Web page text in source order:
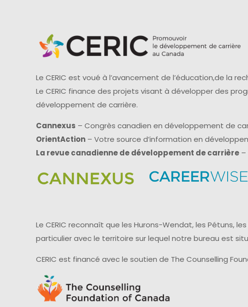
Le CERIC est voué à l’avancement de l’éducation,de la
Le CERIC finance des projets visant à développer des
développement de carrière.
Cannexus – Congrès canadien en développement de
OrientAction – Votre source d’information en
La revue canadienne de développement de carrière –
Le CERIC reconnaît que les Hurons-Wendat, les Pétuns,
particulier avec le territoire sur lequel notre bureau est
CERIC est financé avec le soutien de The Counselling